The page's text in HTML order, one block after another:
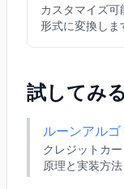
カスタマイズ
形式に変換しま
試してみ
ルーンアル
クレジットカ
原理と実装方法